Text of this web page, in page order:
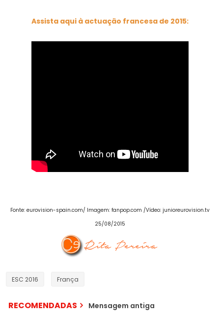
Assista aqui à actuação francesa de 2015:
Fonte: eurovision-spain.com/ Imagem: fanpop.com /Vídeo: junioreurovision.tv
25/08/2015
ESC 2016 França
RECOMENDADAS Mensagem antiga